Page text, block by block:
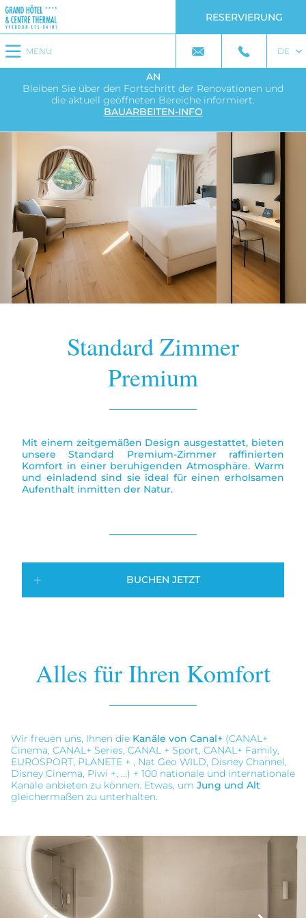
MENU
RESERVIERUNG
DE
Mittagessen in der Belle Epoque: Entdecken Siedie
neue Speisekarte mit dem Tagesgericht
DAS ZUKÜNFTIGE THERMALZENTRUM NIMMT FORM
AN
Bleiben Sie über den Fortschritt der Renovationen und
die aktuell geöffneten Bereiche informiert.
BAUARBEITEN-INFO
Standard Zimmer
Premium
Mit einem zeitgemäßen Design ausgestattet, bieten
unsere Standard Premium-Zimmer raffinierten
Komfort in einer beruhigenden Atmosphäre. Warm
und einladend sind sie ideal für einen erholsamen
Aufenthalt inmitten der Natur.
BUCHEN JETZT
Alles für Ihren Komfort
Wir freuen uns, Ihnen die Kanäle von Canal+ (CANAL+
Cinema, CANAL+ Series, CANAL + Sport, CANAL+ Family,
EUROSPORT, PLANETE + , Nat Geo WILD, Disney Channel,
Disney Cinema, Piwi +, ...) + 100 nationale und internationale
Kanäle anbieten zu können. Etwas, um Jung und Alt
gleichermaßen zu unterhalten.